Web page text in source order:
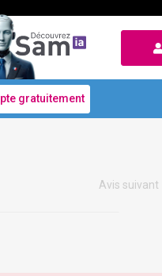
gratuitement
Avis suivant